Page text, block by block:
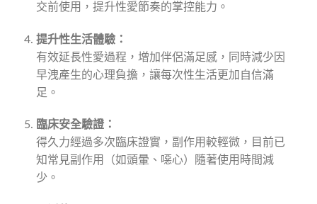
交前使用，提升性愛節奏的掌控能力。
提升性生活體驗：
有效延長性愛過程，增加伴侶滿足感，同時減少因
早洩產生的心理負擔，讓每次性生活更加自信滿
足。
臨床安全驗證：
得久力經過多次臨床證實，副作用較輕微，目前已
知常見副作用（如頭暈、噁心）隨著使用時間減
少。